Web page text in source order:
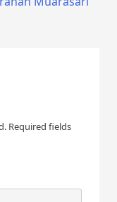
Required fields